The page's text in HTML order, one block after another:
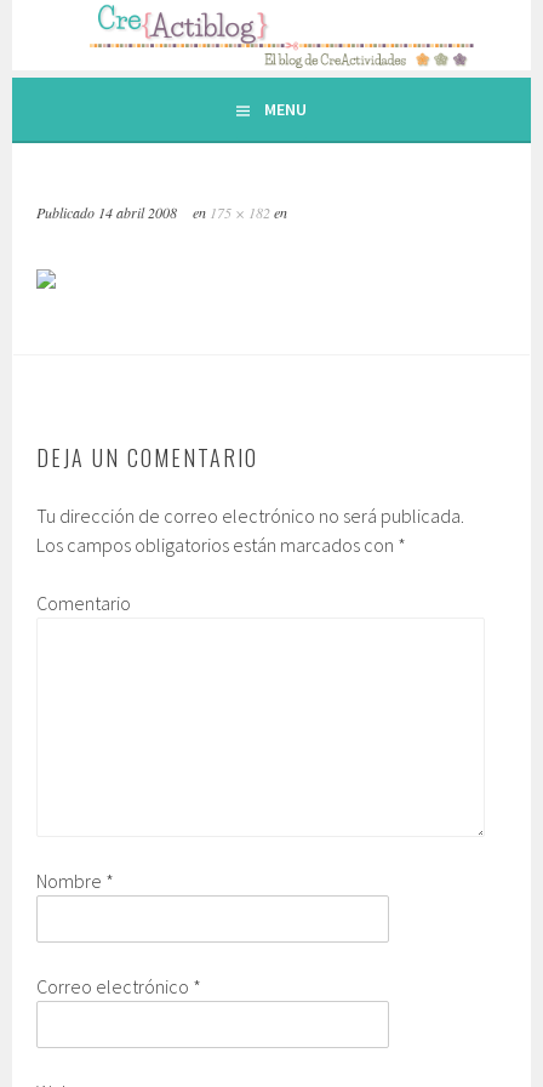
contenido.
MENU
Publicado 14 abril 2008 en 175 × 182en
DEJA UN COMENTARIO
Tu dirección de correo electrónico no será publicada.
Los campos obligatorios están marcados con *
Comentario
Nombre *
Correo electrónico *